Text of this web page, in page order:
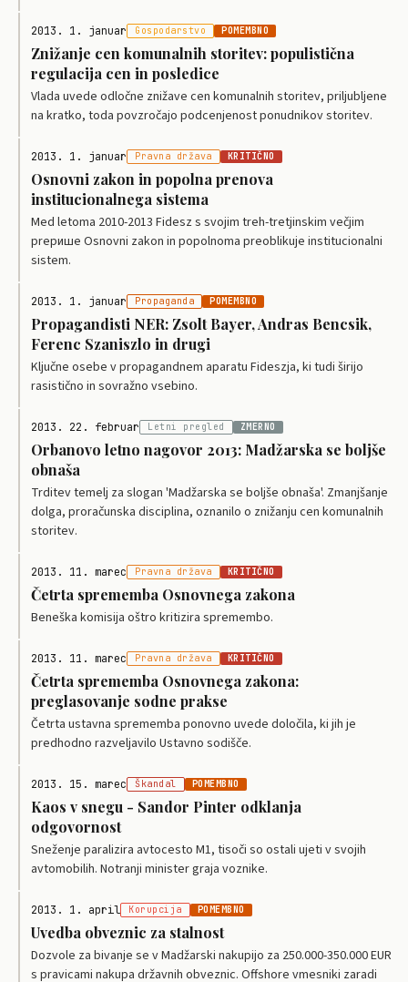
2013. 1. januar Gospodarstvo POMEMBNO
Znižanje cen komunalnih storitev: populistična
regulacija cen in posledice
Vlada uvede odločne znižave cen komunalnih storitev, priljubljene
na kratko, toda povzročajo podcenjenost ponudnikov storitev.
2013. 1. januar Pravna država KRITIČNO
Osnovni zakon in popolna prenova
institucionalnega sistema
Med letoma 2010-2013 Fidesz s svojim treh-tretjinskim večjim
prepише Osnovni zakon in popolnoma preoblikuje institucionalni
sistem.
2013. 1. januar Propaganda POMEMBNO
Propagandisti NER: Zsolt Bayer, Andras Bencsik,
Ferenc Szaniszlo in drugi
Ključne osebe v propagandnem aparatu Fideszja, ki tudi širijo
rasistično in sovražno vsebino.
2013. 22. februar Letni pregled ZMERNO
Orbanovo letno nagovor 2013: Madžarska se boljše
obnaša
Trditev temelj za slogan 'Madžarska se boljše obnaša'. Zmanjšanje
dolga, proračunska disciplina, oznanilo o znižanju cen komunalnih
storitev.
2013. 11. marec Pravna država KRITIČNO
Četrta sprememba Osnovnega zakona
Beneška komisija oštro kritizira spremembo.
2013. 11. marec Pravna država KRITIČNO
Četrta sprememba Osnovnega zakona:
preglasovanje sodne prakse
Četrta ustavna sprememba ponovno uvede določila, ki jih je
predhodno razveljavilo Ustavno sodišče.
2013. 15. marec Škandal POMEMBNO
Kaos v snegu - Sandor Pinter odklanja
odgovornost
Sneženje paralizira avtocesto M1, tisoči so ostali ujeti v svojih
avtomobilih. Notranji minister graja voznike.
2013. 1. april Korupcija POMEMBNO
Uvedba obveznic za stalnost
Dozvole za bivanje se v Madžarski nakupijo za 250.000-350.000 EUR
s pravicami nakupa državnih obveznic. Offshore vmesniki zaradi